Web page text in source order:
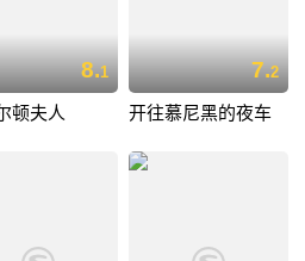
8.1
顿夫人
7.2
开往慕尼黑的夜车